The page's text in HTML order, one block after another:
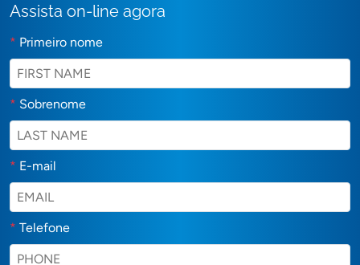
Assista on-line agora
* Primeiro nome
* Sobrenome
* E-mail
* Telefone